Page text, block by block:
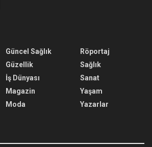
Güncel Sağlık
Güzellik
İş Dünyası
Magazin
Moda
Röportaj
Sağlık
Sanat
Yaşam
Yazarlar